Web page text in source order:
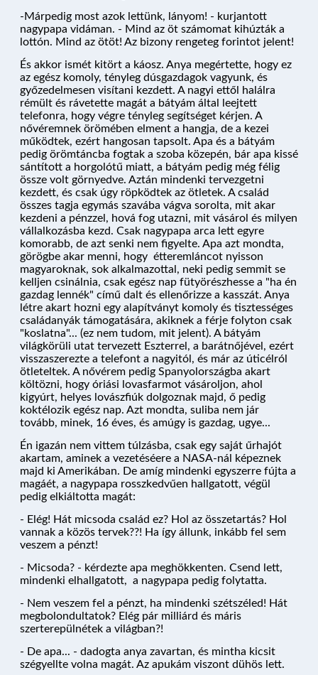
NYARALÓHAJÓZÁS
HAJÓK
-Márpedig most azok lettünk, lányom! - kurjantott
nagypapa vidáman. - Mind az öt számomat kihúzták a
lottón. Mind az ötöt! Az bizony rengeteg forintot jelent!
És akkor ismét kitört a káosz. Anya megértette, hogy ez
az egész komoly, tényleg dúsgazdagok vagyunk, és
győzedelmesen visítani kezdett. A nagyi ettől halálra
rémült és rávetette magát a bátyám által leejtett
telefonra, hogy végre tényleg segítséget kérjen. A
nővéremnek örömében elment a hangja, de a kezei
működtek, ezért hangosan tapsolt. Apa és a bátyám
pedig örömtáncba fogtak a szoba közepén, bár apa kissé
sántított a horgolótű miatt, a bátyám pedig még félig
össze volt görnyedve. Aztán mindenki tervezgetni
kezdett, és csak úgy röpködtek az ötletek. A család
összes tagja egymás szavába vágva sorolta, mit akar
kezdeni a pénzzel, hová fog utazni, mit vásárol és milyen
vállalkozásba kezd. Csak nagypapa arca lett egyre
komorabb, de azt senki nem figyelte. Apa azt mondta,
görögbe akar menni, hogy étteremláncot nyisson
magyaroknak, sok alkalmazottal, neki pedig semmit se
kelljen csinálnia, csak egész nap fütyörészhesse a "ha én
gazdag lennék" című dalt és ellenőrizze a kasszát. Anya
létre akart hozni egy alapítványt komoly és tisztességes
családanyák támogatására, akiknek a férje folyton csak
"koslatna"... (ez nem tudom, mit jelent). A bátyám
világkörüli utat tervezett Eszterrel, a barátnőjével, ezért
visszaszerezte a telefont a nagyitól, és már az úticélról
ötleteltek. A nővérem pedig Spanyolországba akart
költözni, hogy óriási lovasfarmot vásároljon, ahol
kigyúrt, helyes lovászfiúk dolgoznak majd, ő pedig
koktélozik egész nap. Azt mondta, suliba nem jár
tovább, minek, 16 éves, és amúgy is gazdag, ugye...
Én igazán nem vittem túlzásba, csak egy saját űrhajót
akartam, aminek a vezetéséere a NASA-nál képeznek
majd ki Amerikában. De amíg mindenki egyszerre fújta a
magáét, a nagypapa rosszkedvűen hallgatott, végül
pedig elkiáltotta magát:
- Elég! Hát micsoda család ez? Hol az összetartás? Hol
vannak a közös tervek??! Ha így állunk, inkább fel sem
veszem a pénzt!
- Micsoda? - kérdezte apa meghökkenten. Csend lett,
mindenki elhallgatott, a nagypapa pedig folytatta.
- Nem veszem fel a pénzt, ha mindenki szétszéled! Hát
megbolondultatok? Elég pár milliárd és máris
szerterepülnétek a világban?!
- De apa... - dadogta anya zavartan, és mintha kicsit
szégyellte volna magát. Az apukám viszont dühös lett.